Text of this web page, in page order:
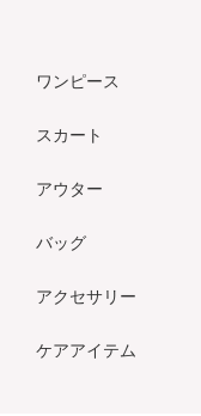
ワンピース
スカート
アウター
バッグ
アクセサリー
ケアアイテム